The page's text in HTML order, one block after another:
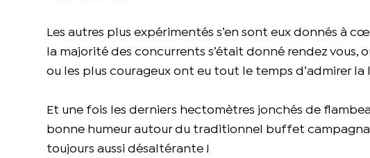
Les autres plus expérimentés s’en sont eux donnés à
la majorité des concurrents s’était donné rendez vous,
ou les plus courageux ont eu tout le temps d’admirer la
Et une fois les derniers hectomètres jonchés de
bonne humeur autour du traditionnel buffet
toujours aussi désaltérante !